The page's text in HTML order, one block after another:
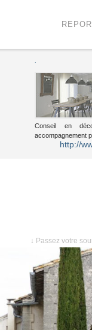
Conseil en
accompagnement
http://
↓ Passez votre